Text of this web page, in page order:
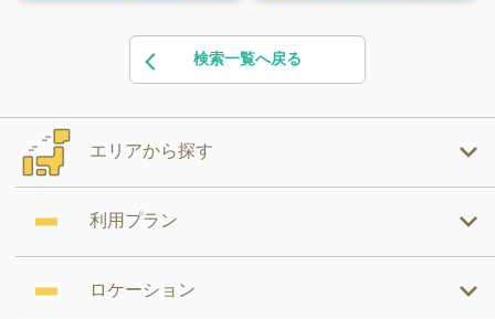
検索一覧へ戻る
エリアから探す
利用プラン
ロケーション